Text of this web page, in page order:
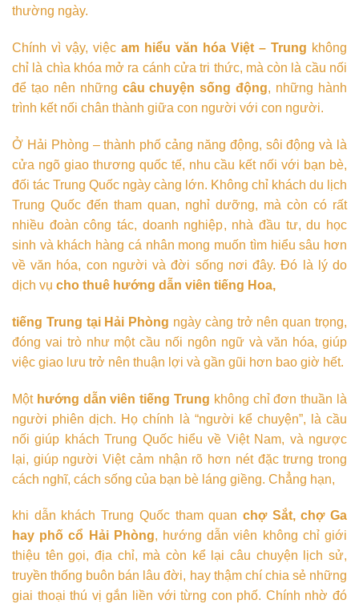
thường ngày.
Chính vì vậy, việc am hiểu văn hóa Việt – Trung không
chỉ là chìa khóa mở ra cánh cửa tri thức, mà còn là cầu nối
để tạo nên những câu chuyện sống động, những hành
trình kết nối chân thành giữa con người với con người.
Ở Hải Phòng – thành phố cảng năng động, sôi động và là
cửa ngõ giao thương quốc tế, nhu cầu kết nối với bạn bè,
đối tác Trung Quốc ngày càng lớn. Không chỉ khách du lịch
Trung Quốc đến tham quan, nghỉ dưỡng, mà còn có rất
nhiều đoàn công tác, doanh nghiệp, nhà đầu tư, du học
sinh và khách hàng cá nhân mong muốn tìm hiểu sâu hơn
về văn hóa, con người và đời sống nơi đây. Đó là lý do
dịch vụ cho thuê hướng dẫn viên tiếng Hoa,
tiếng Trung tại Hải Phòng ngày càng trở nên quan trọng,
đóng vai trò như một cầu nối ngôn ngữ và văn hóa, giúp
việc giao lưu trở nên thuận lợi và gần gũi hơn bao giờ hết.
Một hướng dẫn viên tiếng Trung không chỉ đơn thuần là
người phiên dịch. Họ chính là “người kể chuyện”, là cầu
nối giúp khách Trung Quốc hiểu về Việt Nam, và ngược
lại, giúp người Việt cảm nhận rõ hơn nét đặc trưng trong
cách nghĩ, cách sống của bạn bè láng giềng. Chẳng hạn,
khi dẫn khách Trung Quốc tham quan chợ Sắt, chợ Ga
hay phố cổ Hải Phòng, hướng dẫn viên không chỉ giới
thiệu tên gọi, địa chỉ, mà còn kể lại câu chuyện lịch sử,
truyền thống buôn bán lâu đời, hay thậm chí chia sẻ những
giai thoại thú vị gắn liền với từng con phố. Chính nhờ đó